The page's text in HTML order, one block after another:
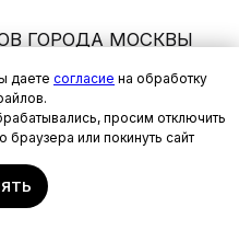
даете согласие на обработку
просим отключить
браузера или покинуть сайт